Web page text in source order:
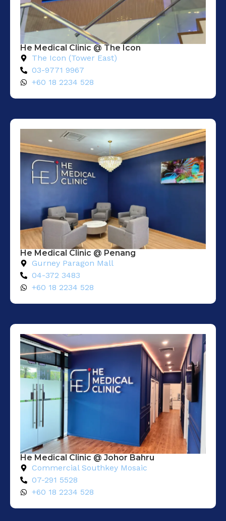
He Medical Clinic @ The Icon
The Icon (Tower East)
03-9771 9967
+60 18 2234 528
He Medical Clinic @ Penang
Gurney Paragon Mall
04-372 3483
+60 18 2234 528
He Medical Clinic @ Johor Bahru
Commercial Southkey Mosaic
07-291 5528
+60 18 2234 528